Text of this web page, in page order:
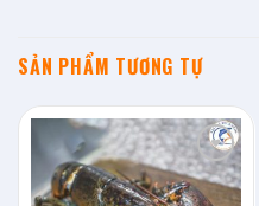
SẢN PHẨM TƯƠNG TỰ
Add to
wishlist